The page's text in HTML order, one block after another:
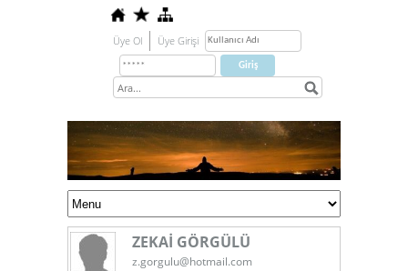
Üye Ol Üye Girişi
ZEKAİ GÖRGÜLÜ
z.gorgulu@hotmail.com